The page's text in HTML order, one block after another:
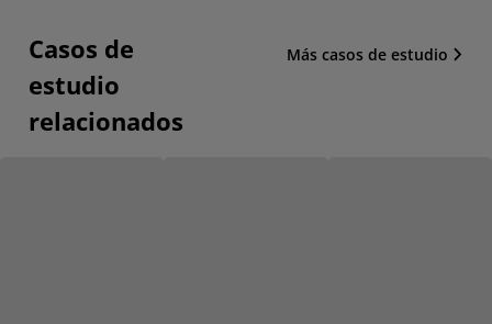
Casos de
estudio
relacionados
Más casos de estudio